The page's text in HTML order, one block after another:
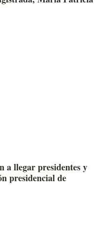
a llegar presidentes y
presidencial de